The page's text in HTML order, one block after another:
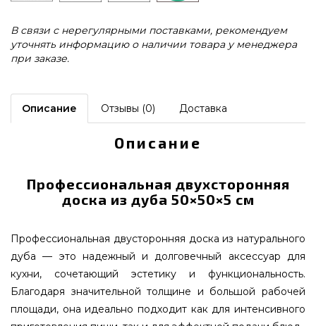
В связи с нерегулярными поставками, рекомендуем
уточнять информацию о наличии товара у менеджера
при заказе.
Описание Отзывы (0) Доставка
Описание
Профессиональная двухсторонняя
доска из дуба 50×50×5 см
Профессиональная двусторонняя доска из натурального
дуба — это надежный и долговечный аксессуар для
кухни, сочетающий эстетику и функциональность.
Благодаря значительной толщине и большой рабочей
площади, она идеально подходит как для интенсивного